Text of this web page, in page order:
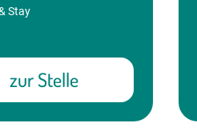
Stay
zur Stelle